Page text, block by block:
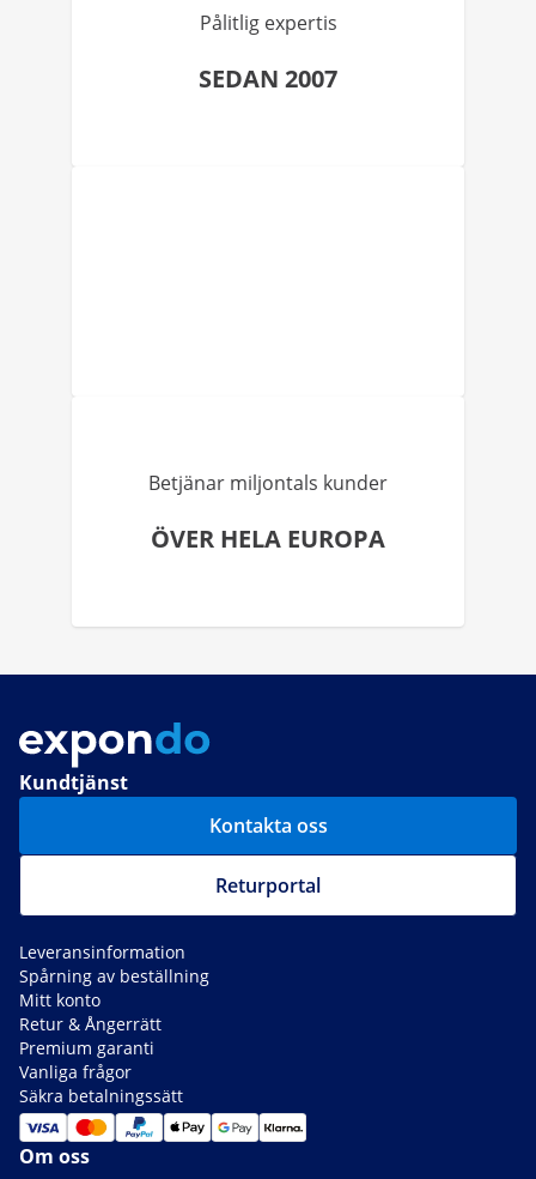
Pålitlig expertis
SEDAN 2007
Betjänar miljontals kunder
ÖVER HELA EUROPA
Kundtjänst
Kontakta oss
Returportal
Leveransinformation
Spårning av beställning
Mitt konto
Retur & Ångerrätt
Premium garanti
Vanliga frågor
Säkra betalningssätt
Om oss